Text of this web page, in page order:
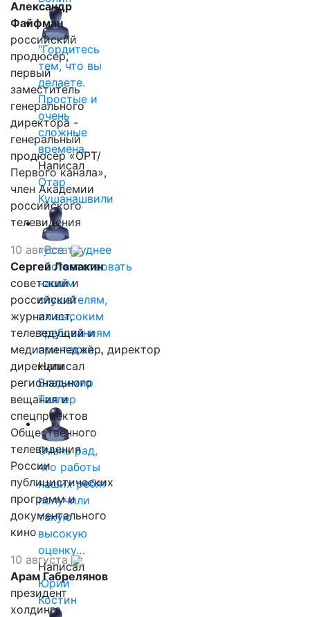
"Гордитесь
тем, что вы
делаете.
Простые и
очень
сложные
времена…
Написал
Отар
Кушанашвили
«Все труднее
соответствовать
нашим
слушателям,
их высоким
требованиям
при такой…
Написал
Владимир
Таллер
Очень рад,
что работы
наших ребят
получили
такую
высокую
оценку…
Написал
Юрий
Костин
Александр
Файфман
российский
продюсер,
первый
заместитель
генерального
директора -
генеральный
продюсер «ОРТ/
Первого канала»,
член Академии
российского
телевидения
10 августа
Сергей Ломакин
советский и
российский
журналист,
телеведущий и
медиаменеджер, директор
дирекции
регионального
вещания и
спецпроектов
Общественного
телевидения
России
публицистических
программ и
документального
кино
10 августа
Арам Габрелянов
президент
холдинга